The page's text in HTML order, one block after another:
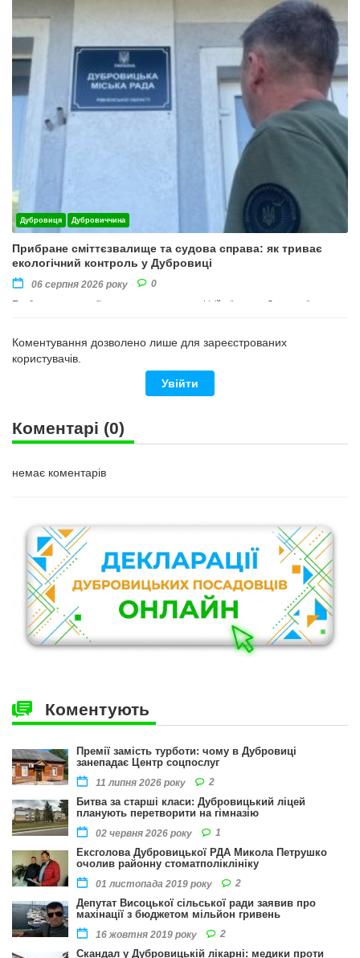
Дубровиця Дубровиччина
Прибране сміттєзвалище та судова справа: як триває
екологічний контроль у Дубровиці
06 серпня 2026 року 0
Прибирання території провели на виконання офіційної вимоги Державної
Коментування дозволено лише для зареєстрованих
користувачів.
Увійти
Коментарі (0)
немає коментарів
Коментують
Премії замість турботи: чому в Дубровиці
занепадає Центр соцпослуг
11 липня 2026 року 2
Битва за старші класи: Дубровицький ліцей
планують перетворити на гімназію
02 червня 2026 року 1
Ексголова Дубровицької РДА Микола Петрушко
очолив районну стоматполіклініку
01 листопада 2019 року 2
Депутат Висоцької сільської ради заявив про
махінації з бюджетом мільйон гривень
16 жовтня 2019 року 2
Скандал у Дубровицькій лікарні: медики проти